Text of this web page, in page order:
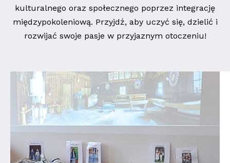
kulturalnego oraz społecznego poprzez integrację
międzypokoleniową. Przyjdź, aby uczyć się, dzielić i
rozwijać swoje pasje w przyjaznym otoczeniu!